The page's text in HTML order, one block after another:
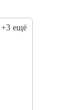
+3 ещё